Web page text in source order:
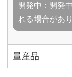
開発中：開発
れる場合があり
量産品